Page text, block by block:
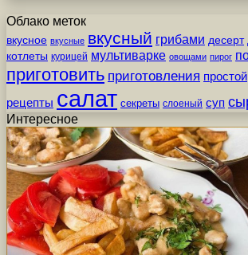
Облако меток
вкусное вкусные вкусный грибами десерт
котлеты курицей мультиварке овощами пирог
приготовить приготовления простой
рецепты салат секреты слоеный суп
Интересное